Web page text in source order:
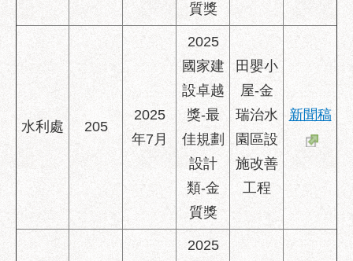
質獎
水利處 205
2025
年7月
2025
國家建
設卓越
獎-最
佳規劃
設計
類-金
質獎
田嬰小
屋-金
瑞治水
園區設
施改善
工程
新聞稿
2025